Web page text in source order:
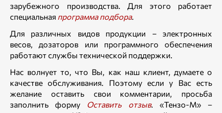
зарубежного производства. Для этого работает
специальная программа подбора.
Для различных видов продукции – электронных
весов, дозаторов или программного обеспечения
работают службы технической поддержки.
Нас волнует то, что Вы, как наш клиент, думаете о
качестве обслуживания. Поэтому если у Вас есть
желание оставить свои комментарии, просьба
заполнить форму Оставить отзыв. «Тензо-М» –